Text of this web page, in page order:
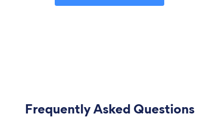
Frequently Asked Questions